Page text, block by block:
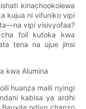
kinachookolewa
kujua ni vifuniko vipi
vipi visivyofaa?
foil kutoka kwa
tena na ujue jinsi
kwa Alumina
huanza maili nyingi
kabisa ya ardhi
ndiyo chanzo